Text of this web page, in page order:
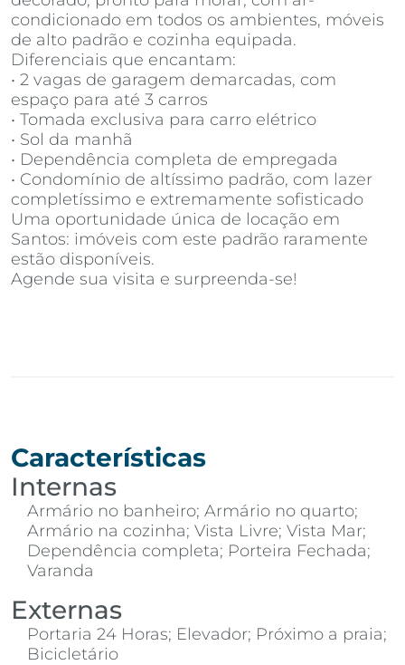
condicionado em todos os ambientes, móveis
de alto padrão e cozinha equipada.
Diferenciais que encantam:
• 2 vagas de garagem demarcadas, com
espaço para até 3 carros
• Tomada exclusiva para carro elétrico
• Sol da manhã
• Dependência completa de empregada
• Condomínio de altíssimo padrão, com lazer
completíssimo e extremamente sofisticado
Uma oportunidade única de locação em
Santos: imóveis com este padrão raramente
estão disponíveis.
Agende sua visita e surpreenda-se!
Características
Internas
Armário no banheiro; Armário no quarto;
Armário na cozinha; Vista Livre; Vista Mar;
Dependência completa; Porteira Fechada;
Varanda
Externas
Portaria 24 Horas; Elevador; Próximo a praia;
Bicicletário